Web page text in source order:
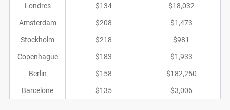
Londres $134 $18,032
Amsterdam $208 $1,473
Stockholm $218 $981
Copenhague $183 $1,933
Berlin $158 $182,250
Barcelone $135 $3,006